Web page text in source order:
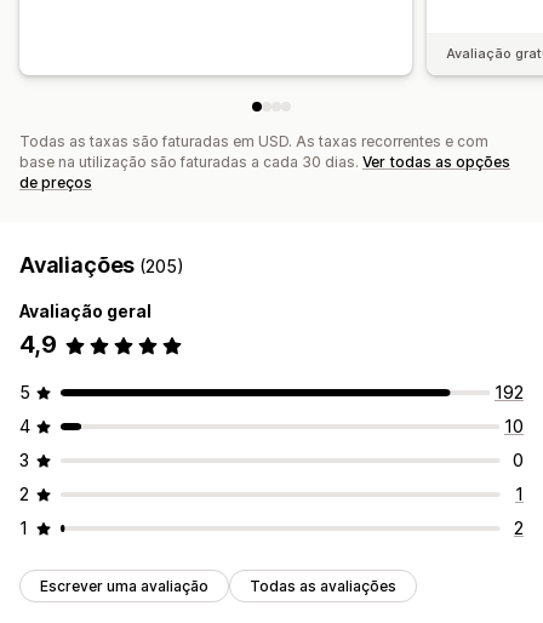
Avaliação
Todas as taxas são faturadas em USD. As taxas recorrentes e com
base na utilização são faturadas a cada 30 dias. Ver todas as opções
de preços
Avaliações (205)
Avaliação geral
4,9
5
192
4
10
3
0
2
1
1
2
Escrever uma avaliação Todas as avaliações